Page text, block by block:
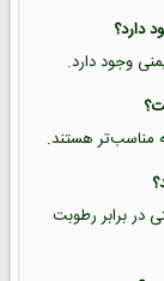
وجود دارد.
در برابر رطوبت